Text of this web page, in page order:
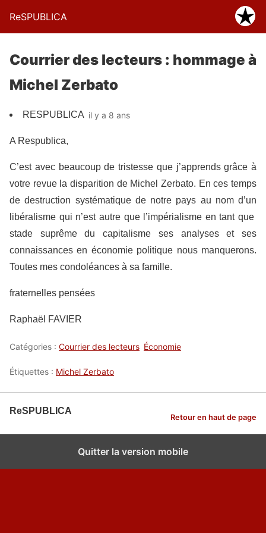
ReSPUBLICA
Courrier des lecteurs : hommage à
Michel Zerbato
RESPUBLICA il y a 8 ans
A Respublica,
C’est avec beaucoup de tristesse que j’apprends grâce à
votre revue la disparition de Michel Zerbato. En ces temps
de destruction systématique de notre pays au nom d’un
libéralisme qui n’est autre que l’impérialisme en tant que
stade suprême du capitalisme ses analyses et ses
connaissances en économie politique nous manquerons.
Toutes mes condoléances à sa famille.
fraternelles pensées
Raphaël FAVIER
Catégories : Courrier des lecteurs Économie
Étiquettes : Michel Zerbato
ReSPUBLICA
Retour en haut de page
Quitter la version mobile